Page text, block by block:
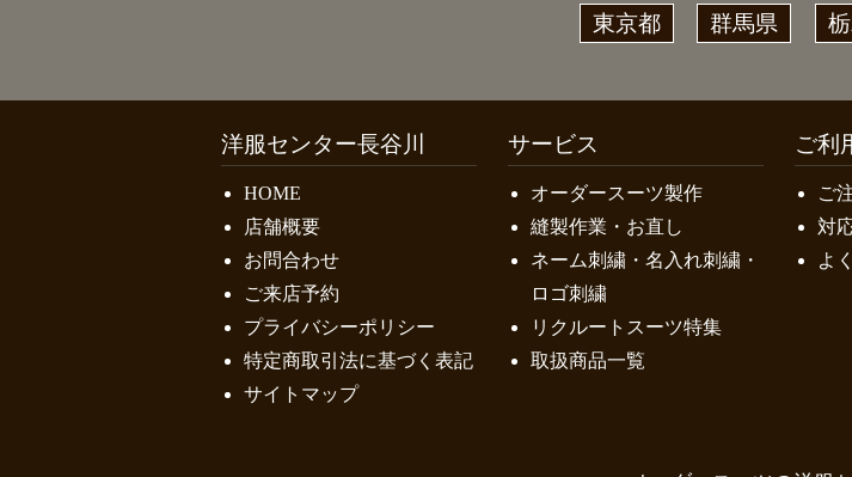
東京都
群馬県
洋服センター長谷川
HOME
店舗概要
お問合わせ
ご来店予約
プライバシーポリシー
特定商取引法に基づく表記
サイトマップ
サービス
オーダースーツ製作
縫製作業・お直し
ネーム刺繍・名入れ刺繍・
ロゴ刺繍
リクルートスーツ特集
取扱商品一覧
ご利
ご
対
よ